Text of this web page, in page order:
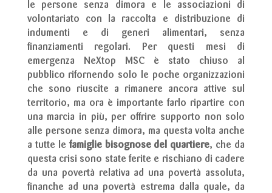
le persone senza dimora e le associazioni di
volontariato con la raccolta e distribuzione di
indumenti e di generi alimentari, senza
finanziamenti regolari. Per questi mesi di
emergenza NeXtop MSC è stato chiuso al
pubblico rifornendo solo le poche organizzazioni
che sono riuscite a rimanere ancora attive sul
territorio, ma ora è importante farlo ripartire con
una marcia in più, per offrire supporto non solo
alle persone senza dimora, ma questa volta anche
a tutte lefamiglie bisognose del quartiere, che da
questa crisi sono state ferite e rischiano di cadere
da una povertà relativa ad una povertà assoluta,
finanche ad una povertà estrema dalla quale, da